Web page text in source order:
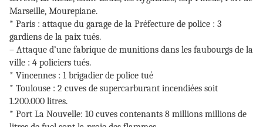
Marseille, Mourepiane.
* Paris : attaque du garage de la Préfecture de police : 3
gardiens de la paix tués.
– Attaque d’une fabrique de munitions dans les faubourgs de la
ville : 4 policiers tués.
* Vincennes : 1 brigadier de police tué
* Toulouse : 2 cuves de supercarburant incendiées soit
1.200.000 litres.
* Port La Nouvelle: 10 cuves contenants 8 millions millions de